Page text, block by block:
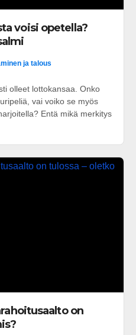
voisi opetella?
ja talous
olleet lottokansaa. Onko
vai voiko se myös
Entä mikä merkitys
on